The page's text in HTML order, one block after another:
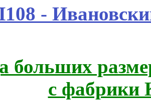
-
больших
с фабрики